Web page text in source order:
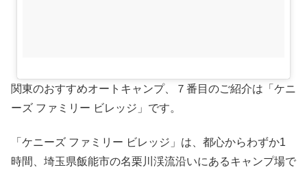
関東のおすすめオートキャンプ、７番目のご紹介は「ケニ
ーズ ファミリー ビレッジ」です。
「ケニーズ ファミリー ビレッジ」は、都心からわずか1
時間、埼玉県飯能市の名栗川渓流沿いにあるキャンプ場で